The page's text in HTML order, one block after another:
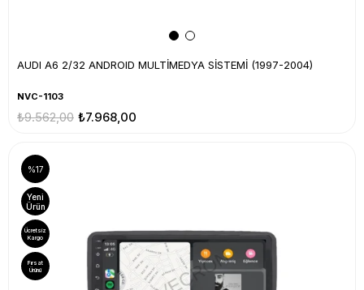
AUDI A6 2/32 ANDROID MULTİMEDYA SİSTEMİ (1997-2004)
NVC-1103
₺7.968,00
₺9.562,00
%17
Yeni
Ürün
Ücretsiz
Kargo
Fırsat
Ürünü